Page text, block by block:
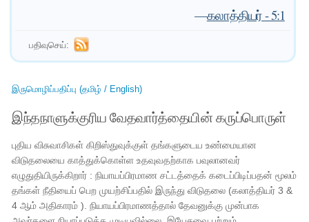
—கலாத்தியர் - 5:1
பதிவுசெய்:
இருமொழிப்பதிப்பு (தமிழ் / English)
இந்தநாளுக்குரிய வேதவார்த்தையின் கருப்பொருள்
புதிய விசுவாசிகள் கிறிஸ்துவுக்குள் தங்களுடைய உண்மையான
விடுதலையை காத்துக்கொள்ள உதவுவதற்காக பவுலானவர்
எழுதுதியிருக்கிறார் : நியாயப்பிரமாண சட்டத்தைக் கடைப்பிடிப்பதன் மூலம்
தங்கள் நீதியைப் பெற முயற்சிப்பதில் இருந்து விடுதலை (கலாத்தியர் 3 &
4 ஆம் அதிகாரம் ). நியாயப்பிரமாணத்தால் தேவனுக்கு முன்பாக